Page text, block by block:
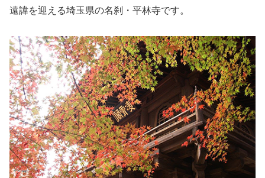
遠諱を迎える埼玉県の名刹・平林寺です。